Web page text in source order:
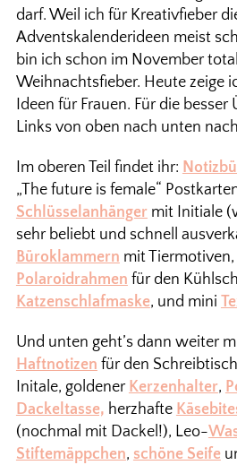
darf. Weil ich für Kreativfieber
Adventskalenderideen meist
bin ich schon im November
Weihnachtsfieber. Heute zeige
Ideen für Frauen. Für die
Links von oben nach unten
Im oberen Teil findet ihr:
„The future is female“
Schlüsselanhängermit Initiale
sehr beliebt und schnell
Büroklammern mit Tiermotiven,
Polaroidrahmen für den
Katzenschlafmaske, und mini
Und unten geht’s dann weiter
Haftnotizen für den
Initale, goldener Kerzenhalter,
Dackeltasse, herzhafte
(nochmal mit Dackel!), Leo-
Stiftemäppchen, schöne Seife